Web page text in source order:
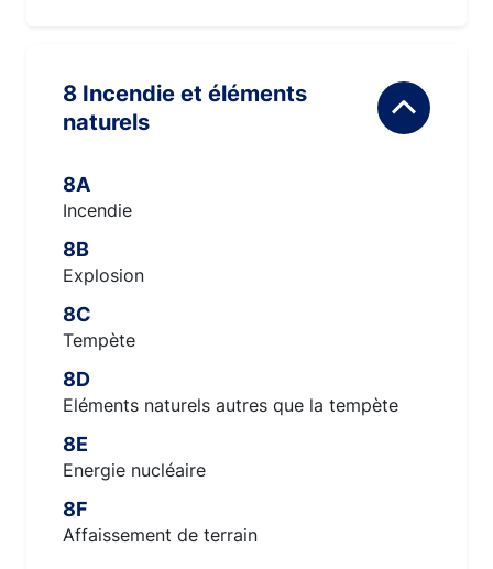
8 Incendie et éléments
naturels
8A
Incendie
8B
Explosion
8C
Tempète
8D
Eléments naturels autres que la tempète
8E
Energie nucléaire
8F
Affaissement de terrain